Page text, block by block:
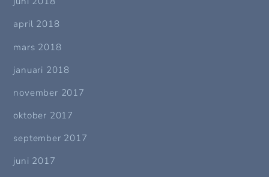
april 2018
mars 2018
januari 2018
november 2017
oktober 2017
september 2017
juni 2017